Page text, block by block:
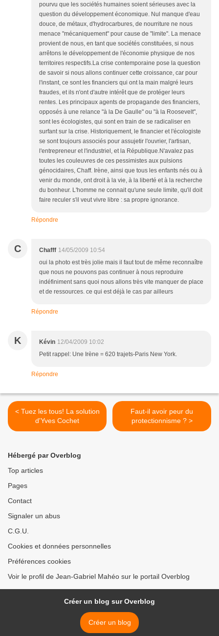
pourvu que les sociétés humaines soient sérieuses avec la
question du développement économique. Nul manque d'eau
douce, de métaux, d'hydrocarbures, de nourriture ne nous
menace "mécaniquement" pour cause de "limite". La menace
provient de nous, en tant que sociétés constituées, si nous
arrêtons le développement de l'économie physique de nos
territoires respectifs.La crise contemporaine pose la question
de savoir si nous allons continuer cette croissance, car pour
l'instant, ce sont les financiers qui ont la main malgré leurs
fraudes, et ils n'ont d'autre intérêt que de protéger leurs
rentes. Les principaux agents de propagande des financiers,
opposés à une relance "à la De Gaulle" ou "à la Roosevelt",
sont les écologistes, qui sont en train de se radicaliser en
surfant sur la crise. Historiquement, le financier et l'écologiste
se sont toujours associés pour assujetir l'ouvrier, l'artisan,
l'entrepreneur et l'industriel, et la République.N'avalez pas
toutes les couleuvres de ces pessimistes aux pulsions
génocidaires, Chaff. Irène, ainsi que tous les enfants nés ou à
venir du monde, ont droit à la vie, à la liberté et à la recherche
du bonheur. L'homme ne connait qu'une seule limite, qu'il doit
faire reculer s'il veut vivre libre : sa propre ignorance.
Répondre
C Chafff 14/05/2009 10:54
oui la photo est très jolie mais il faut tout de même reconnaître
que nous ne pouvons pas continuer à nous reproduire
indéfiniment sans quoi nous allons très vite manquer de place
et de ressources. ce qui est déjà le cas par ailleurs
Répondre
K Kévin 12/04/2009 10:02
Petit rappel: Une Irène = 620 trajets-Paris New York.
Répondre
< Tuez les tous! La solution
d'Yves Cochet
Faut-il avoir peur du
protectionnisme ? >
Hébergé par Overblog
Top articles
Pages
Contact
Signaler un abus
C.G.U.
Cookies et données personnelles
Préférences cookies
Voir le profil de Jean-Gabriel Mahéo sur le portail Overblog
Créer un blog sur Overblog
Créer un blog